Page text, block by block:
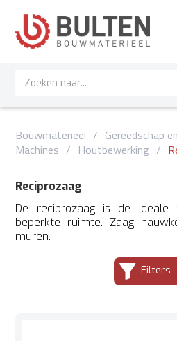
Bouwmaterieel / Gereedschap en
Machines / Houtbewerking /
Reciprozaag
De reciprozaag is de
beperkte ruimte. Zaag
muren.
Filters